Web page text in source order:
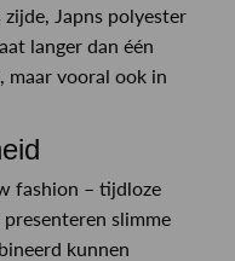
Japns polyester
langer dan één
maar vooral ook in
fashion – tijdloze
slimme
kunnen